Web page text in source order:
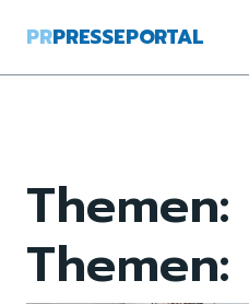
PRPRESSEPORTAL
Themen:
Themen: